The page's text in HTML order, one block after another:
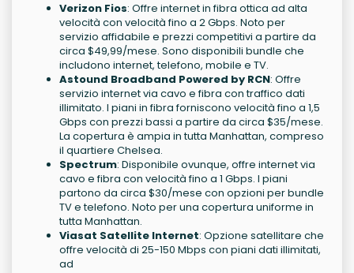
Verizon Fios: Offre internet in fibra ottica ad alta
velocità con velocità fino a 2 Gbps. Noto per
servizio affidabile e prezzi competitivi a partire da
circa $49,99/mese. Sono disponibili bundle che
includono internet, telefono, mobile e TV.
Astound Broadband Powered by RCN: Offre
servizio internet via cavo e fibra con traffico dati
illimitato. I piani in fibra forniscono velocità fino a 1,5
Gbps con prezzi bassi a partire da circa $35/mese.
La copertura è ampia in tutta Manhattan, compreso
il quartiere Chelsea.
Spectrum: Disponibile ovunque, offre internet via
cavo e fibra con velocità fino a 1 Gbps. I piani
partono da circa $30/mese con opzioni per bundle
TV e telefono. Noto per una copertura uniforme in
tutta Manhattan.
Viasat Satellite Internet: Opzione satellitare che
offre velocità di 25-150 Mbps con piani dati illimitati,
ad